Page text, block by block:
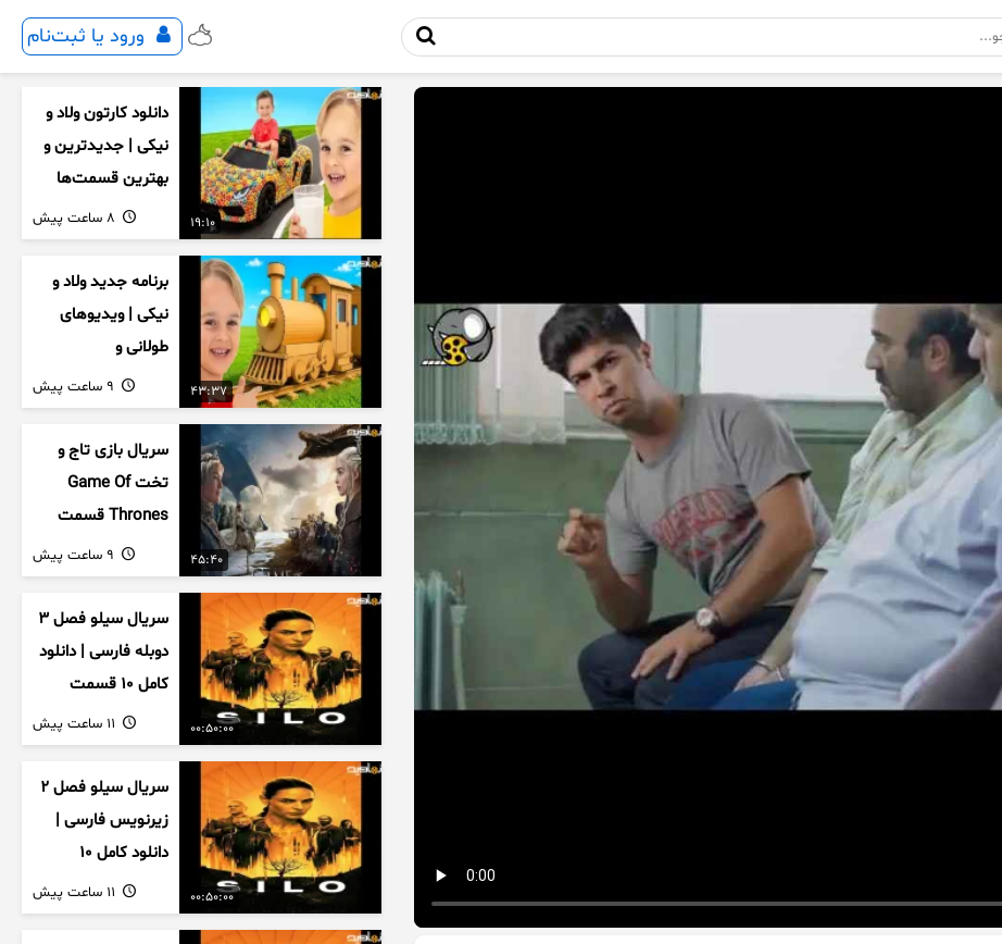
ورود یا ثبت‌نام
19:10
دانلود کارتون ولاد و
نیکی | جدیدترین و
بهترین قسمت‌ها
43:37
برنامه جدید ولاد و
نیکی | ویدیوهای
طولانی و
سرگرم‌کننده کودکان
45:40
سریال بازی تاج و
تخت Game Of
Thrones قسمت
دوم فصل اول
زیرنویس فارسی
00:50:00
سریال سیلو فصل ۳
دوبله فارسی | دانلود
کامل ۱۰ قسمت
00:50:00
سریال سیلو فصل ۲
زیرنویس فارسی |
دانلود کامل ۱۰
قسمت